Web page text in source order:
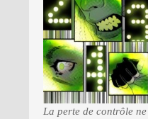
La perte de contrôle